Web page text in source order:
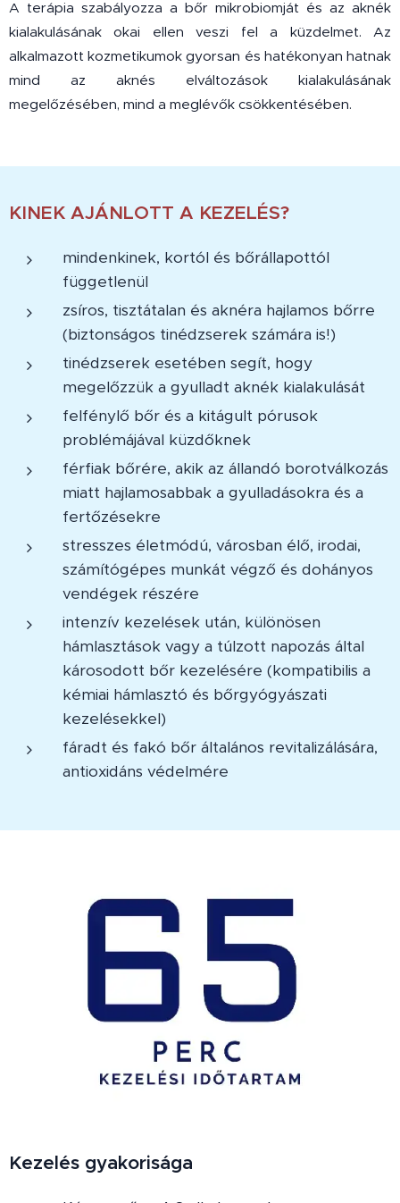
A terápia szabályozza a bőr mikrobiomját és az aknék
kialakulásának okai ellen veszi fel a küzdelmet. Az
alkalmazott kozmetikumok gyorsan és hatékonyan hatnak
mind az aknés elváltozások kialakulásának
megelőzésében, mind a meglévők csökkentésében.
KINEK AJÁNLOTT A KEZELÉS?
mindenkinek, kortól és bőrállapottól
függetlenül
zsíros, tisztátalan és aknéra hajlamos bőrre
(biztonságos tinédzserek számára is!)
tinédzserek esetében segít, hogy
megelőzzük a gyulladt aknék kialakulását
felfénylő bőr és a kitágult pórusok
problémájával küzdőknek
férfiak bőrére, akik az állandó borotválkozás
miatt hajlamosabbak a gyulladásokra és a
fertőzésekre
stresszes életmódú, városban élő, irodai,
számítógépes munkát végző és dohányos
vendégek részére
intenzív kezelések után, különösen
hámlasztások vagy a túlzott napozás által
károsodott bőr kezelésére (kompatibilis a
kémiai hámlasztó és bőrgyógyászati
kezelésekkel)
fáradt és fakó bőr általános revitalizálására,
antioxidáns védelmére
Kezelés gyakorisága